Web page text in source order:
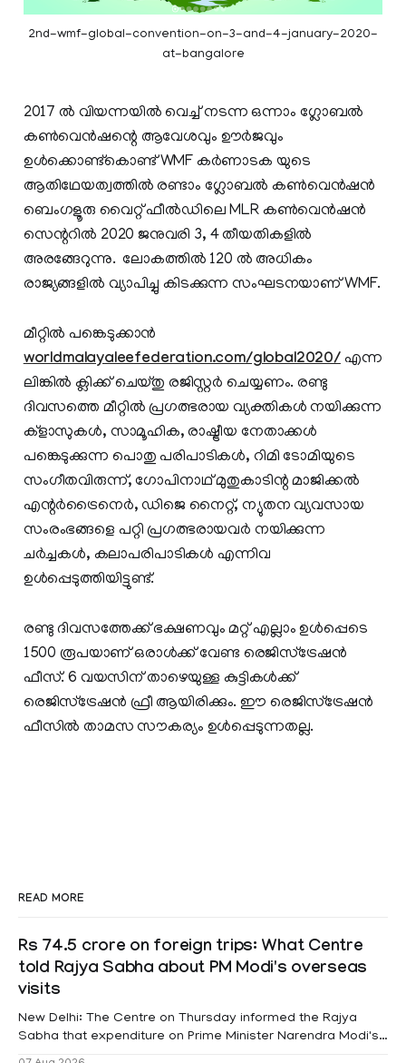
2nd-wmf-global-convention-on-3-and-4-january-2020-
at-bangalore
2017 ൽ വിയന്നയിൽ വെച്ച് നടന്ന ഒന്നാം ഗ്ലോബൽ
കൺവെൻഷന്റെ ആവേശവും ഊർജവും
ഉൾക്കൊണ്ട്കൊണ്ട് WMF കർണാടക യുടെ
ആതിഥേയത്വത്തിൽ രണ്ടാം ഗ്ലോബൽ കൺവെൻഷൻ
ബെംഗളൂരു വൈറ്റ് ഫീൽഡിലെ MLR കൺവെൻഷൻ
സെന്ററിൽ 2020 ജനുവരി 3, 4 തീയതികളിൽ
അരങ്ങേറുന്നു. ലോകത്തിൽ 120 ൽ അധികം
രാജ്യങ്ങളിൽ വ്യാപിച്ചു കിടക്കുന്ന സംഘടനയാണ് WMF.
മീറ്റിൽ പങ്കെടുക്കാൻ
worldmalayaleefederation.com/global2020/എന്ന
ലിങ്കിൽ ക്ലിക്ക് ചെയ്തു രജിസ്റ്റർ ചെയ്യണം. രണ്ടു
ദിവസത്തെ മീറ്റിൽ പ്രഗത്ഭരായ വ്യക്തികൾ നയിക്കുന്ന
ക്‌ളാസുകൾ, സാമൂഹിക, രാഷ്ട്രീയ നേതാക്കൾ
പങ്കെടുക്കുന്ന പൊതു പരിപാടികൾ, റിമി ടോമിയുടെ
സംഗീതവിരുന്ന്, ഗോപിനാഥ് മുതുകാടിന്റ മാജിക്കൽ
എന്റർട്രൈനെർ, ഡിജെ നൈറ്റ്‌, ന്യുതന വ്യവസായ
സംരംഭങ്ങളെ പറ്റി പ്രഗത്ഭരായവർ നയിക്കുന്ന
ചർച്ചകൾ, കലാപരിപാടികൾ എന്നിവ
ഉൾപ്പെടുത്തിയിട്ടുണ്ട്.
രണ്ടു ദിവസത്തേക്ക് ഭക്ഷണവും മറ്റ്‌ എല്ലാം ഉൾപ്പെടെ
1500 രൂപയാണ് ഒരാൾക്ക് വേണ്ട രെജിസ്ട്രേഷൻ
ഫീസ്. 6 വയസിന് താഴെയുള്ള കുട്ടികൾക്ക്
രെജിസ്ട്രേഷൻ ഫ്രീ ആയിരിക്കും. ഈ രെജിസ്ട്രേഷൻ
ഫീസിൽ താമസ സൗകര്യം ഉൾപ്പെടുന്നതല്ല.
READ MORE
Rs 74.5 crore on foreign trips: What Centre
told Rajya Sabha about PM Modi's overseas
visits
New Delhi: The Centre on Thursday informed the Rajya
Sabha that expenditure on Prime Minister Narendra Modi's